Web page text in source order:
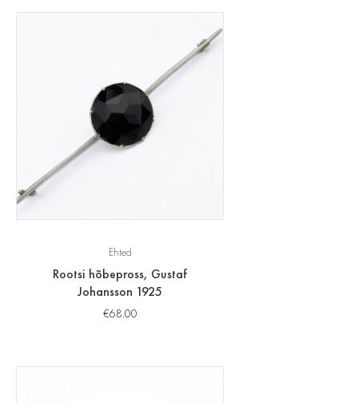
Ehted
Rootsi hõbepross, Gustaf
Johansson 1925
€68.00